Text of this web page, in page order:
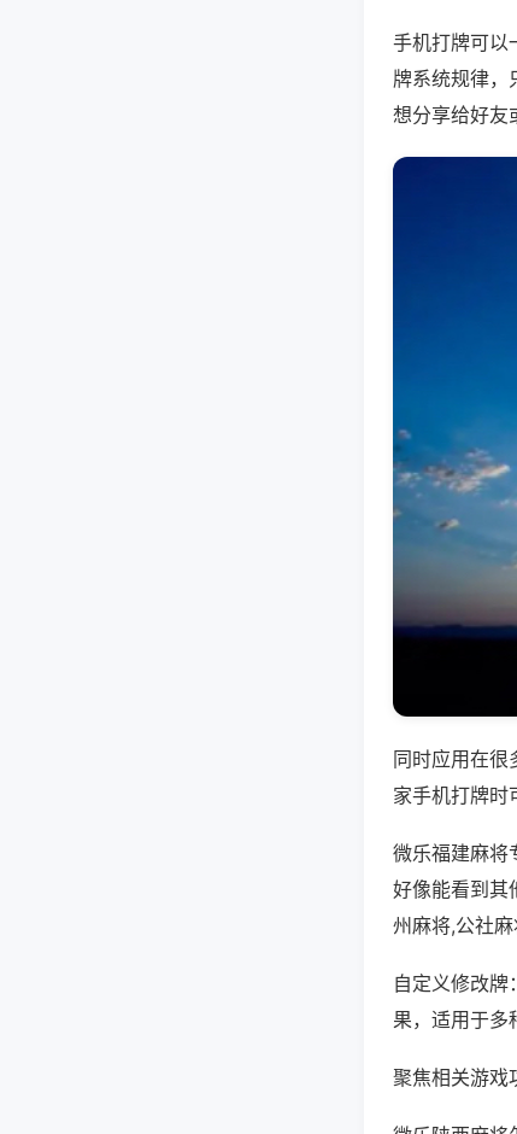
手机打牌可以
牌系统规律，
想分享给好友
同时应用在很
家手机打牌时
微乐福建麻将
好像能看到其
州麻将,公社
自定义修改牌
果，适用于多
聚焦相关游戏